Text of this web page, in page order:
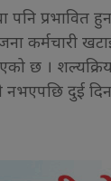
पनि प्रभावित
कर्मचारी
छ ।
नभएपछि दुई